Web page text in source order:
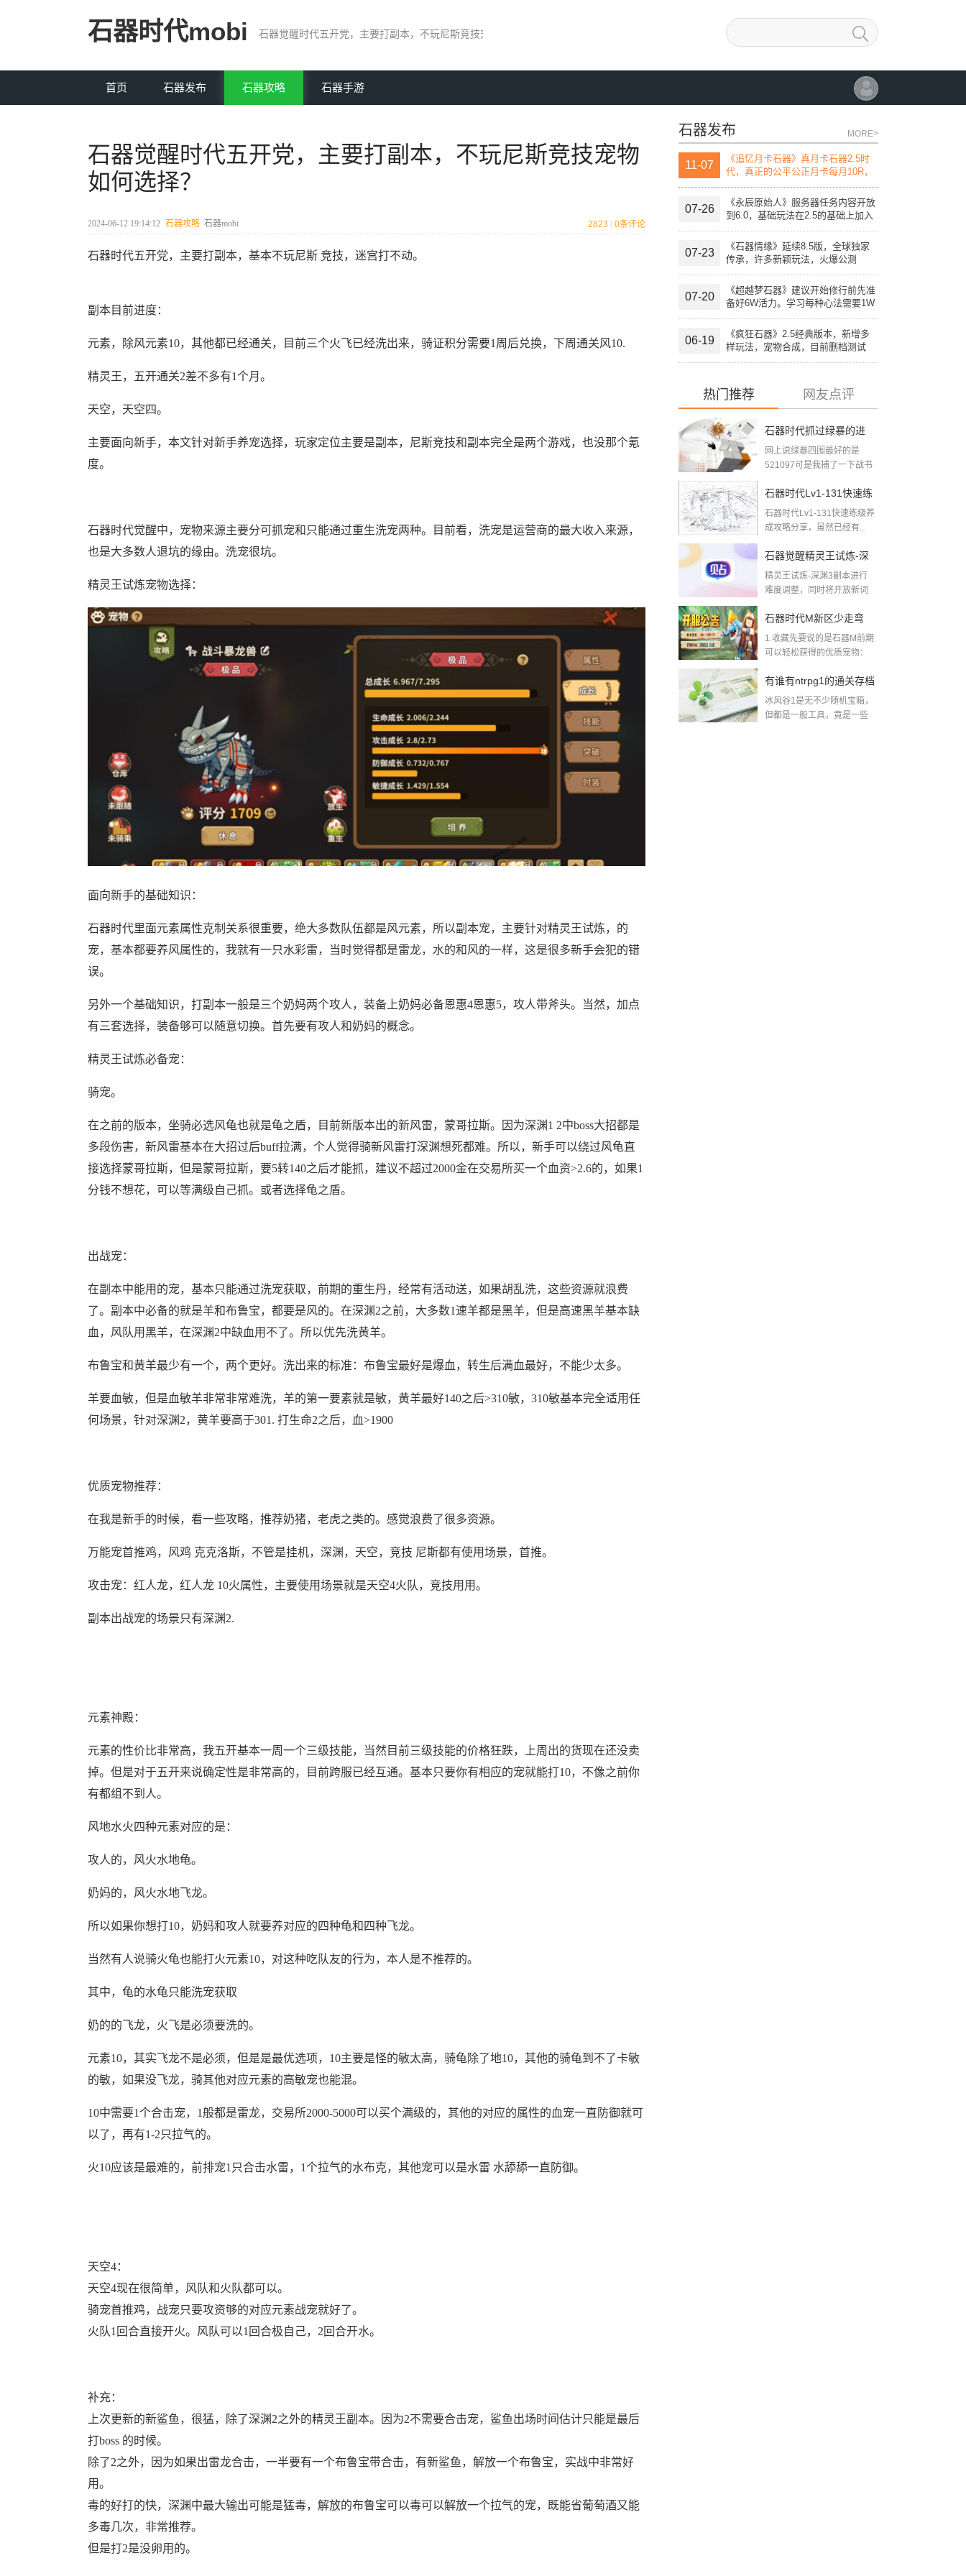
石器时代mobi
首页 石器发布 石器攻略 石器手游
石器觉醒时代五开党，主要打副本，不玩尼斯竞技宠物
如何选择？
2024-06-12 19:14:12 石器攻略 石器mobi 2823 0条评论
石器时代五开党，主要打副本，基本不玩尼斯 竞技，迷宫打不动。
副本目前进度：
元素，除风元素10，其他都已经通关，目前三个火飞已经洗出来，骑证积分需要1周后兑换，下周通关风10.
精灵王，五开通关2差不多有1个月。
天空，天空四。
主要面向新手，本文针对新手养宠选择，玩家定位主要是副本，尼斯竞技和副本完全是两个游戏，也没那个氪
度。
石器时代觉醒中，宠物来源主要分可抓宠和只能通过重生洗宠两种。目前看，洗宠是运营商的最大收入来源，
也是大多数人退坑的缘由。洗宠很坑。
精灵王试炼宠物选择：
面向新手的基础知识：
石器时代里面元素属性克制关系很重要，绝大多数队伍都是风元素，所以副本宠，主要针对精灵王试炼，的
宠，基本都要养风属性的，我就有一只水彩雷，当时觉得都是雷龙，水的和风的一样，这是很多新手会犯的错
误。
另外一个基础知识，打副本一般是三个奶妈两个攻人，装备上奶妈必备恩惠4恩惠5，攻人带斧头。当然，加点
有三套选择，装备够可以随意切换。首先要有攻人和奶妈的概念。
精灵王试炼必备宠：
骑宠。
在之前的版本，坐骑必选风龟也就是龟之盾，目前新版本出的新风雷，蒙哥拉斯。因为深渊1 2中boss大招都是
多段伤害，新风雷基本在大招过后buff拉满，个人觉得骑新风雷打深渊想死都难。所以，新手可以绕过风龟直
接选择蒙哥拉斯，但是蒙哥拉斯，要5转140之后才能抓，建议不超过2000金在交易所买一个血资>2.6的，如果1
分钱不想花，可以等满级自己抓。或者选择龟之盾。
出战宠：
在副本中能用的宠，基本只能通过洗宠获取，前期的重生丹，经常有活动送，如果胡乱洗，这些资源就浪费
了。副本中必备的就是羊和布鲁宝，都要是风的。在深渊2之前，大多数1速羊都是黑羊，但是高速黑羊基本缺
血，风队用黑羊，在深渊2中缺血用不了。所以优先洗黄羊。
布鲁宝和黄羊最少有一个，两个更好。洗出来的标准：布鲁宝最好是爆血，转生后满血最好，不能少太多。
羊要血敏，但是血敏羊非常非常难洗，羊的第一要素就是敏，黄羊最好140之后>310敏，310敏基本完全适用任
何场景，针对深渊2，黄羊要高于301. 打生命2之后，血>1900
优质宠物推荐：
在我是新手的时候，看一些攻略，推荐奶猪，老虎之类的。感觉浪费了很多资源。
万能宠首推鸡，风鸡 克克洛斯，不管是挂机，深渊，天空，竞技 尼斯都有使用场景，首推。
攻击宠：红人龙，红人龙 10火属性，主要使用场景就是天空4火队，竞技用用。
副本出战宠的场景只有深渊2.
元素神殿：
元素的性价比非常高，我五开基本一周一个三级技能，当然目前三级技能的价格狂跌，上周出的货现在还没卖
掉。但是对于五开来说确定性是非常高的，目前跨服已经互通。基本只要你有相应的宠就能打10，不像之前你
有都组不到人。
风地水火四种元素对应的是：
攻人的，风火水地龟。
奶妈的，风火水地飞龙。
所以如果你想打10，奶妈和攻人就要养对应的四种龟和四种飞龙。
当然有人说骑火龟也能打火元素10，对这种吃队友的行为，本人是不推荐的。
其中，龟的水龟只能洗宠获取
奶的的飞龙，火飞是必须要洗的。
元素10，其实飞龙不是必须，但是是最优选项，10主要是怪的敏太高，骑龟除了地10，其他的骑龟到不了卡敏
的敏，如果没飞龙，骑其他对应元素的高敏宠也能混。
10中需要1个合击宠，1般都是雷龙，交易所2000-5000可以买个满级的，其他的对应的属性的血宠一直防御就可
以了，再有1-2只拉气的。
火10应该是最难的，前排宠1只合击水雷，1个拉气的水布克，其他宠可以是水雷 水舔舔一直防御。
天空4：
天空4现在很简单，风队和火队都可以。
骑宠首推鸡，战宠只要攻资够的对应元素战宠就好了。
火队1回合直接开火。风队可以1回合极自己，2回合开水。
补充：
上次更新的新鲨鱼，很猛，除了深渊2之外的精灵王副本。因为2不需要合击宠，鲨鱼出场时间估计只能是最后
打boss 的时候。
除了2之外，因为如果出雷龙合击，一半要有一个布鲁宝带合击，有新鲨鱼，解放一个布鲁宝，实战中非常好
用。
毒的好打的快，深渊中最大输出可能是猛毒，解放的布鲁宝可以毒可以解放一个拉气的宠，既能省葡萄酒又能
多毒几次，非常推荐。
但是打2是没卵用的。
石器发布 MORE>
11-07
《追忆月卡石器》真月卡石器2.5时
代，真正的公平公正月卡每月10R，
团战线上活动，线下活动，自助开发
宠物进化变异系统。
07-26
《永辰原始人》服务器任务内容开放
到6.0，基础玩法在2.5的基础上加入
特殊技能。
07-23
《石器情缘》延续8.5版，全球独家
传承，许多新颖玩法，火爆公测
07-20
《超越梦石器》建议开始修行前先准
备好6W活力。学习每种心法需要1W
活力点
06-19
《疯狂石器》2.5经典版本，新增多
样玩法，宠物合成，目前删档测试
中，欢迎大家加入。
热门推荐 网友点评
石器时代抓过绿暴的进
来下2018-08-09
网上说绿暴四围最好的是
521097可是我捕了一下战书
石器时代Lv1-131快速练
级养成攻略
石器时代Lv1-131快速练级养
成攻略分享，虽然已经有...
石器觉醒精灵王试炼-深
渊三层难度调整公告
精灵王试炼-深渊3副本进行
难度调整，同时将开放新词
石器时代M新区少走弯
路，给玩石器新区的新
1.收藏先要说的是石器M前期
可以轻松获得的优质宠物：
有谁有ntrpg1的通关存档
攻略也行2018-08-10
冰风谷1是无不少随机宝箱，
但都是一般工具，竟是一些